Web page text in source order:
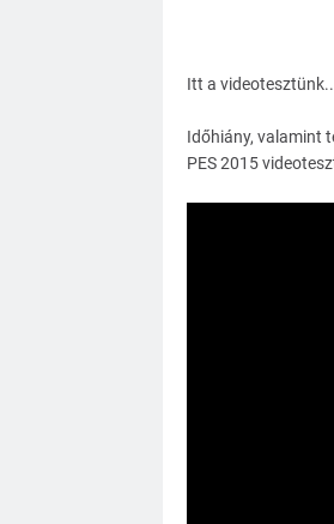
Itt a
Időhiány, valamint
PES 2015